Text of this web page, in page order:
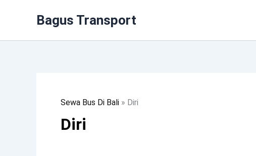
Bagus Transport
Sewa Bus Di Bali » Diri
Diri